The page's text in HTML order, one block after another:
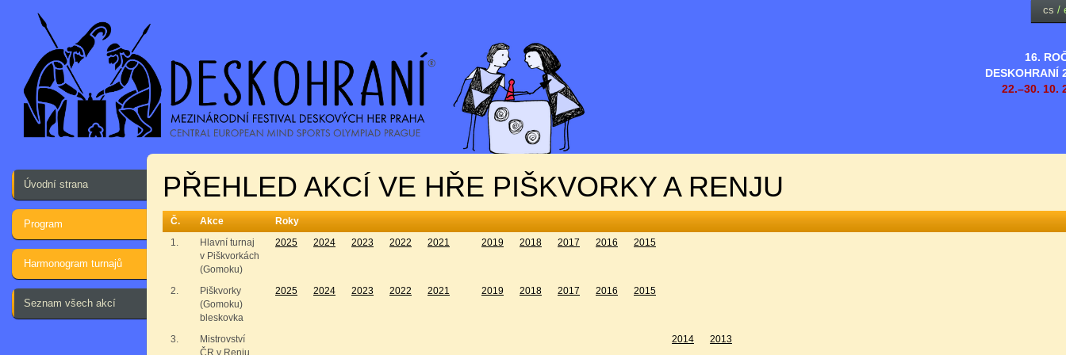
16.
DESKOHRANÍ
22.–30. 10.
cs /
Úvodní strana
Program
Harmonogram turnajů
Seznam všech akcí
PŘEHLED AKCÍ VE HŘE PIŠKVORKY A RENJU
Č. Akce
Roky
1.
Hlavní turnaj
v Piškvorkách
(Gomoku)
2025 2024 2023 2022 2021 2019 2018 2017 2016 2015
2.
Piškvorky
(Gomoku)
bleskovka
2025 2024 2023 2022 2021 2019 2018 2017 2016 2015
3.
Mistrovství
ČR v Renju
2014 2013